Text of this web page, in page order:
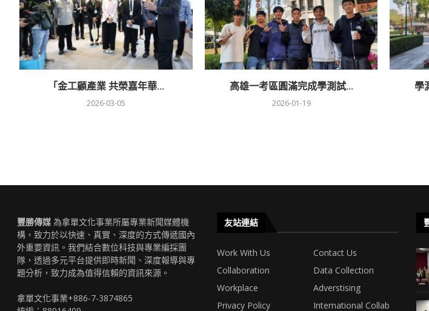
「金工顧產業 共榮嘉年華...
2026-03-05
高雄一考區圓滿完成學測試...
2026-01-19
學
豐勝傳媒 為拿單文化事業所屬專業新聞媒體機
構，致力於以快速、真實、深度的方式傳遞國內
外重要資訊。我們結合數位科技與專業編採團
隊，透過多元平台提供即時新聞、深度報導與專
題分析，致力成為值得信賴的資訊來源。
拿單文化事業+886-7-3874865
友站連結
Work With Us
Contact Us
Collaboration
Data Collection
Workplace
Adverstising
Privacy Policy
International Collab